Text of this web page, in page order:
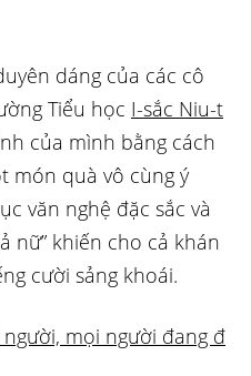
dáng của các cô
Tiểu học I-sắc Niu-t
của mình bằng cách
món quà vô cùng ý
văn nghệ đặc sắc và
nữ” khiến cho cả khán
cười sảng khoái.